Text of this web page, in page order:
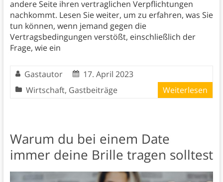
andere Seite ihren vertraglichen Verpflichtungen
nachkommt. Lesen Sie weiter, um zu erfahren, was Sie
tun können, wenn jemand gegen die
Vertragsbedingungen verstößt, einschließlich der
Frage, wie ein
Gastautor
17. April 2023
Wirtschaft, Gastbeiträge Weiterlesen
Warum du bei einem Date
immer deine Brille tragen solltest